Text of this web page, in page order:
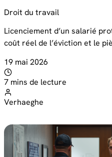
Droit du travail
Licenciement d’un salarié
coût réel de l’éviction et le
19 mai 2026
7 mins de lecture
Verhaeghe